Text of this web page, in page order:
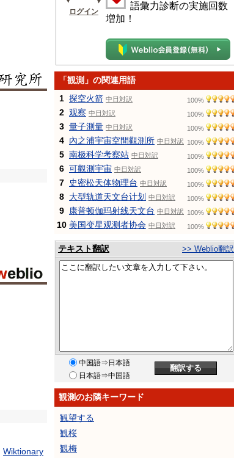
Wiktionary
ログイン
語彙力診断の実施回数
増加！
「観測」の関連用語
1 探空火箭 中日対訳 100%
2 观察 中日対訳 100%
3 量子測量 中日対訳 100%
4 內之浦宇宙空間觀測所 中日対訳 100%
5 南极科学考察站 中日対訳 100%
6 可觀測宇宙 中日対訳 100%
7 史密松天体物理台 中日対訳 100%
8 大型轨道天文台计划 中日対訳 100%
9 康普顿伽玛射线天文台 中日対訳 100%
10 美国变星观测者协会 中日対訳 100%
テキスト翻訳 >> Weblio翻訳
中国語⇒日本語
日本語⇒中国語
観測のお隣キーワード
観望する
観桜
観梅